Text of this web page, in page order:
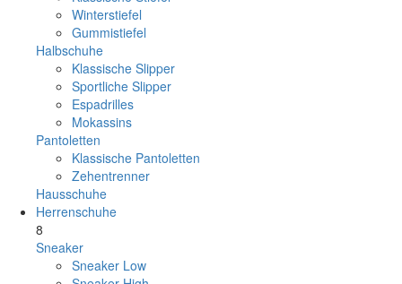
Winterstiefel
Gummistiefel
Halbschuhe
Klassische Slipper
Sportliche Slipper
Espadrilles
Mokassins
Pantoletten
Klassische Pantoletten
Zehentrenner
Hausschuhe
Herrenschuhe
8
Sneaker
Sneaker Low